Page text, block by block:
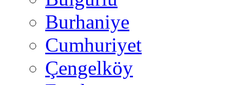
Burhaniye
Cumhuriyet
Çengelköy